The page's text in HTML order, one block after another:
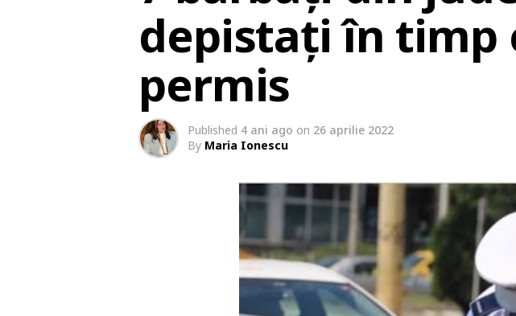
depistați în timp
permis
Published 4 ani ago on 26 aprilie 2022
By Maria Ionescu